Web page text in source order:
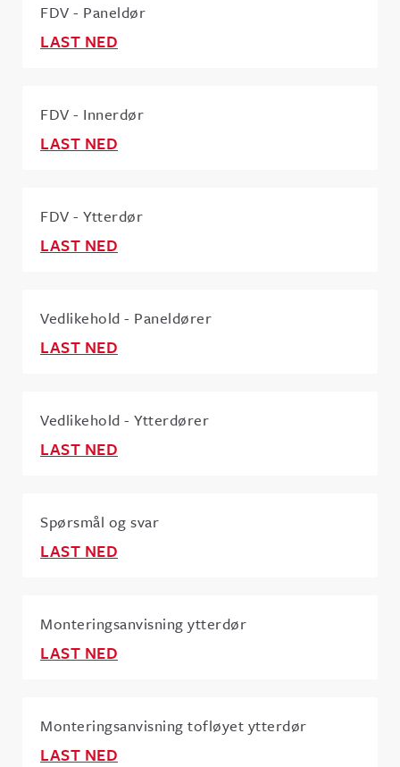
FDV - Paneldør
LAST NED
FDV - Innerdør
LAST NED
FDV - Ytterdør
LAST NED
Vedlikehold - Paneldører
LAST NED
Vedlikehold - Ytterdører
LAST NED
Spørsmål og svar
LAST NED
Monteringsanvisning ytterdør
LAST NED
Monteringsanvisning tofløyet ytterdør
LAST NED